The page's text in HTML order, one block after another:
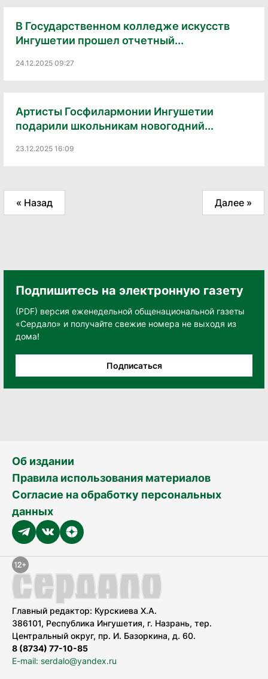
В Государственном колледже искусств
Ингушетии прошел отчетный...
24.12.2025 09:27
Артисты Госфилармонии Ингушетии
подарили школьникам новогодний...
23.12.2025 16:09
« Назад Далее »
Подпишитесь на электронную газету
(PDF) версия еженедельной общенациональной газеты
«Сердало» и получайте свежие номера не выходя из
дома!
Подписаться
Об издании
Правила использования материалов
Согласие на обработку персональных
данных
Главный редактор: Курскиева Х.А.
386101, Республика Ингушетия, г. Назрань, тер.
Центральный округ, пр. И. Базоркина, д. 60.
8 (8734) 77-10-85
E-mail: serdalo@yandex.ru